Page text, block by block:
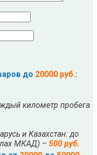
до 20000 руб.:
километр пробега
и Казахстан: до
МКАД) – 500 руб.